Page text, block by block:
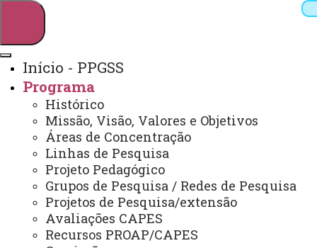
Webmail Sistemas
Arquivo Virtual
Campus
Início - PPGSS
Programa
Histórico
Missão, Visão, Valores e Objetivos
Áreas de Concentração
Linhas de Pesquisa
Projeto Pedagógico
Grupos de Pesquisa / Redes de Pesquisa
Projetos de Pesquisa/extensão
Avaliações CAPES
Recursos PROAP/CAPES